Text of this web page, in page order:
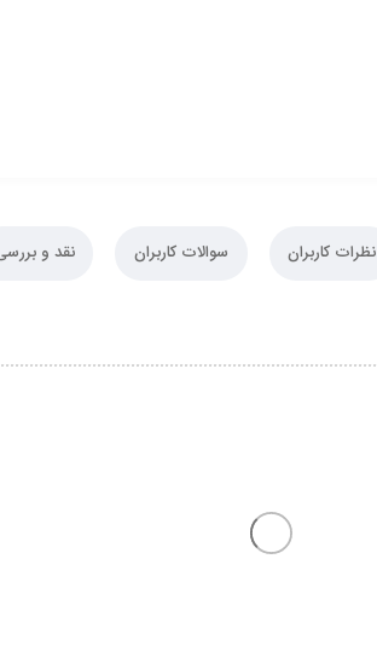
نظرات کاربران سوالات کاربران نقد و